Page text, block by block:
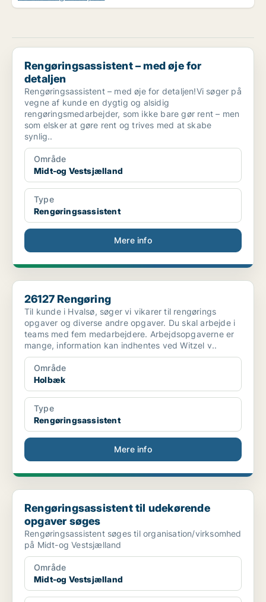
Rengøringsassistent – med øje for detaljen
Rengøringsassistent – med øje for
detaljen
Rengøringsassistent – med øje for detaljen!Vi søger på
vegne af kunde en dygtig og alsidig
rengøringsmedarbejder, som ikke bare gør rent – men
som elsker at gøre rent og trives med at skabe
synlig..
Område
Midt-og Vestsjælland
Type
Rengøringsassistent
Mere info
26127 Rengøring
26127 Rengøring
Til kunde i Hvalsø, søger vi vikarer til rengørings
opgaver og diverse andre opgaver. Du skal arbejde i
teams med fem medarbejdere. Arbejdsopgaverne er
mange, information kan indhentes ved Witzel v..
Område
Holbæk
Type
Rengøringsassistent
Mere info
Rengøringsassistent til udekørende opgaver søges
Rengøringsassistent til udekørende
opgaver søges
Rengøringsassistent søges til organisation/virksomhed
på Midt-og Vestsjælland
Område
Midt-og Vestsjælland